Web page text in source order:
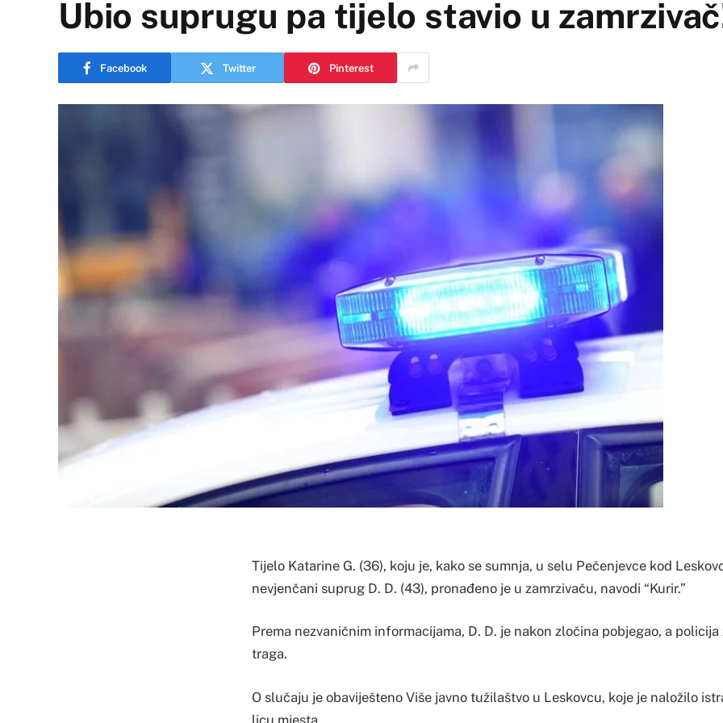
Ubio suprugu pa tijelo stavio u
Facebook Twitter Pinterest
Tijelo Katarine G. (36), koju je, kako se sumnja, u selu Pečenjevce kod
nevjenčani suprug D. D. (43), pronađeno je u zamrzivaču, navodi “Kurir.”
Prema nezvaničnim informacijama, D. D. je nakon zločina pobjegao, a
traga.
O slučaju je obaviješteno Više javno tužilaštvo u Leskovcu, koje je naložilo
licu mjesta.